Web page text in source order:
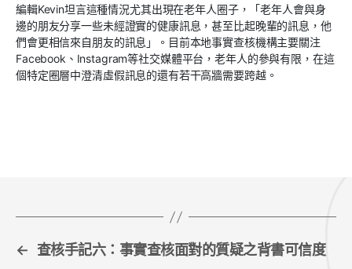
編輯Kevin坦言這種情況尤其出現在老年人圈子，「老年人會與身
邊的朋友分享一些未經證實的健康訊息，甚至比起晚輩的訊息，他
們會更相信來自朋友的訊息」。目前本地事實查核機構主要關注
Facebook、Instagram等社交媒體平台，老年人的參與有限，在這
個特定圈層中澄清虛假訊息的還有若干高牆需要跨越。
← 查核手記六：事實查核面對的質疑之背書可信度